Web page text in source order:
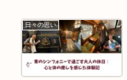
日々の思い